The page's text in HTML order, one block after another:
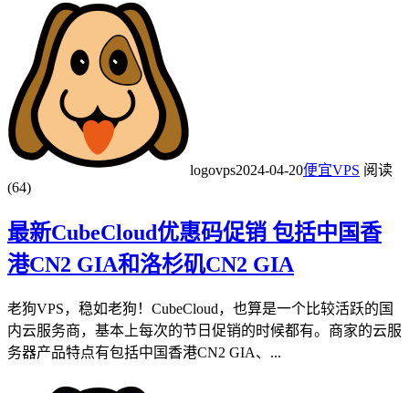
logovps2024-04-20便宜VPS 阅读
(64)
最新CubeCloud优惠码促销 包括中国香
港CN2 GIA和洛杉矶CN2 GIA
老狗VPS，稳如老狗！CubeCloud，也算是一个比较活跃的国
内云服务商，基本上每次的节日促销的时候都有。商家的云服
务器产品特点有包括中国香港CN2 GIA、...